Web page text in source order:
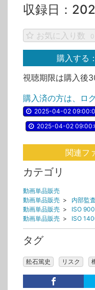
収録日：
お気に入り数 0
購入する
視聴期限は購入後
購入済の方は、ロ
2025-04-02
2025-04-02
関連フ
カテゴリ
動画単品販売
動画単品販売 > 内部監査
動画単品販売 > ISO
動画単品販売 > ISO
タグ
舩石篤史 リスク